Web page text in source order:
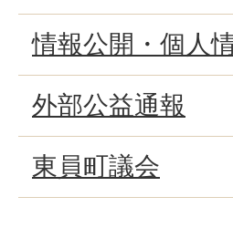
情報公開・個人
外部公益通報
東員町議会